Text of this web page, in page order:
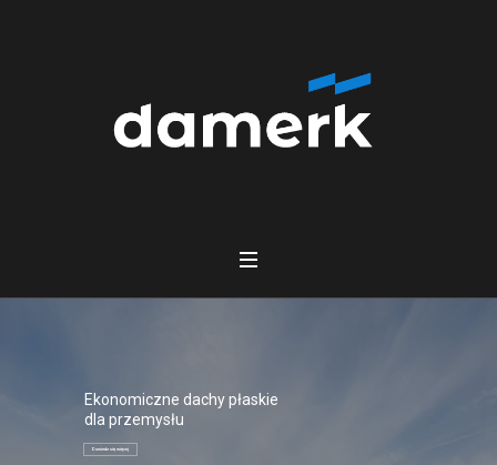
Ekonomiczne dachy płaskie
dla przemysłu
Dowiedz się więcej